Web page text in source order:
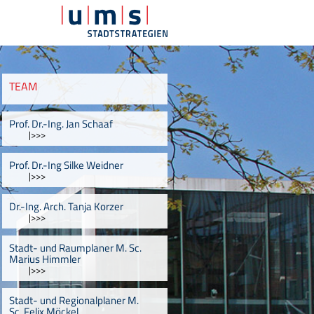
TEAM
Prof. Dr.-Ing. Jan Schaaf
|>>>
Prof. Dr.-Ing Silke Weidner
|>>>
Dr.-Ing. Arch. Tanja Korzer
|>>>
Stadt- und Raumplaner M. Sc.
Marius Himmler
|>>>
Stadt- und Regionalplaner M.